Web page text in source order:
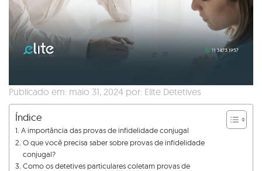
Publicado em: maio 31, 2024 por: Elite Detetives
Índice
A importância das provas de infidelidade conjugal
O que você precisa saber sobre provas de infidelidade
conjugal?
Como os detetives particulares coletam provas de